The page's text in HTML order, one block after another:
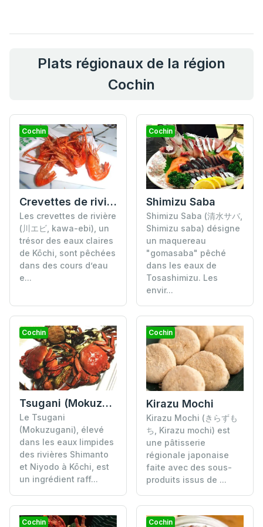
Plats régionaux de la région
Cochin
Cochin
Crevettes de rivière (Crevettes à longues pinces)
Les crevettes de rivière
(川エビ, kawa-ebi), un
trésor des eaux claires
de Kōchi, sont pêchées
dans des cours d’eau
e...
Cochin
Shimizu Saba
Shimizu Saba (清水サバ,
Shimizu saba) désigne
un maquereau
"gomasaba" pêché
dans les eaux de
Tosashimizu. Les
envir...
Cochin
Tsugani (Mokuzugani)
Le Tsugani
(Mokuzugani), élevé
dans les eaux limpides
des rivières Shimanto
et Niyodo à Kōchi, est
un ingrédient raff...
Cochin
Kirazu Mochi
Kirazu Mochi (きらずも
ち, Kirazu mochi) est
une pâtisserie
régionale japonaise
faite avec des sous-
produits issus de ...
Cochin Cochin